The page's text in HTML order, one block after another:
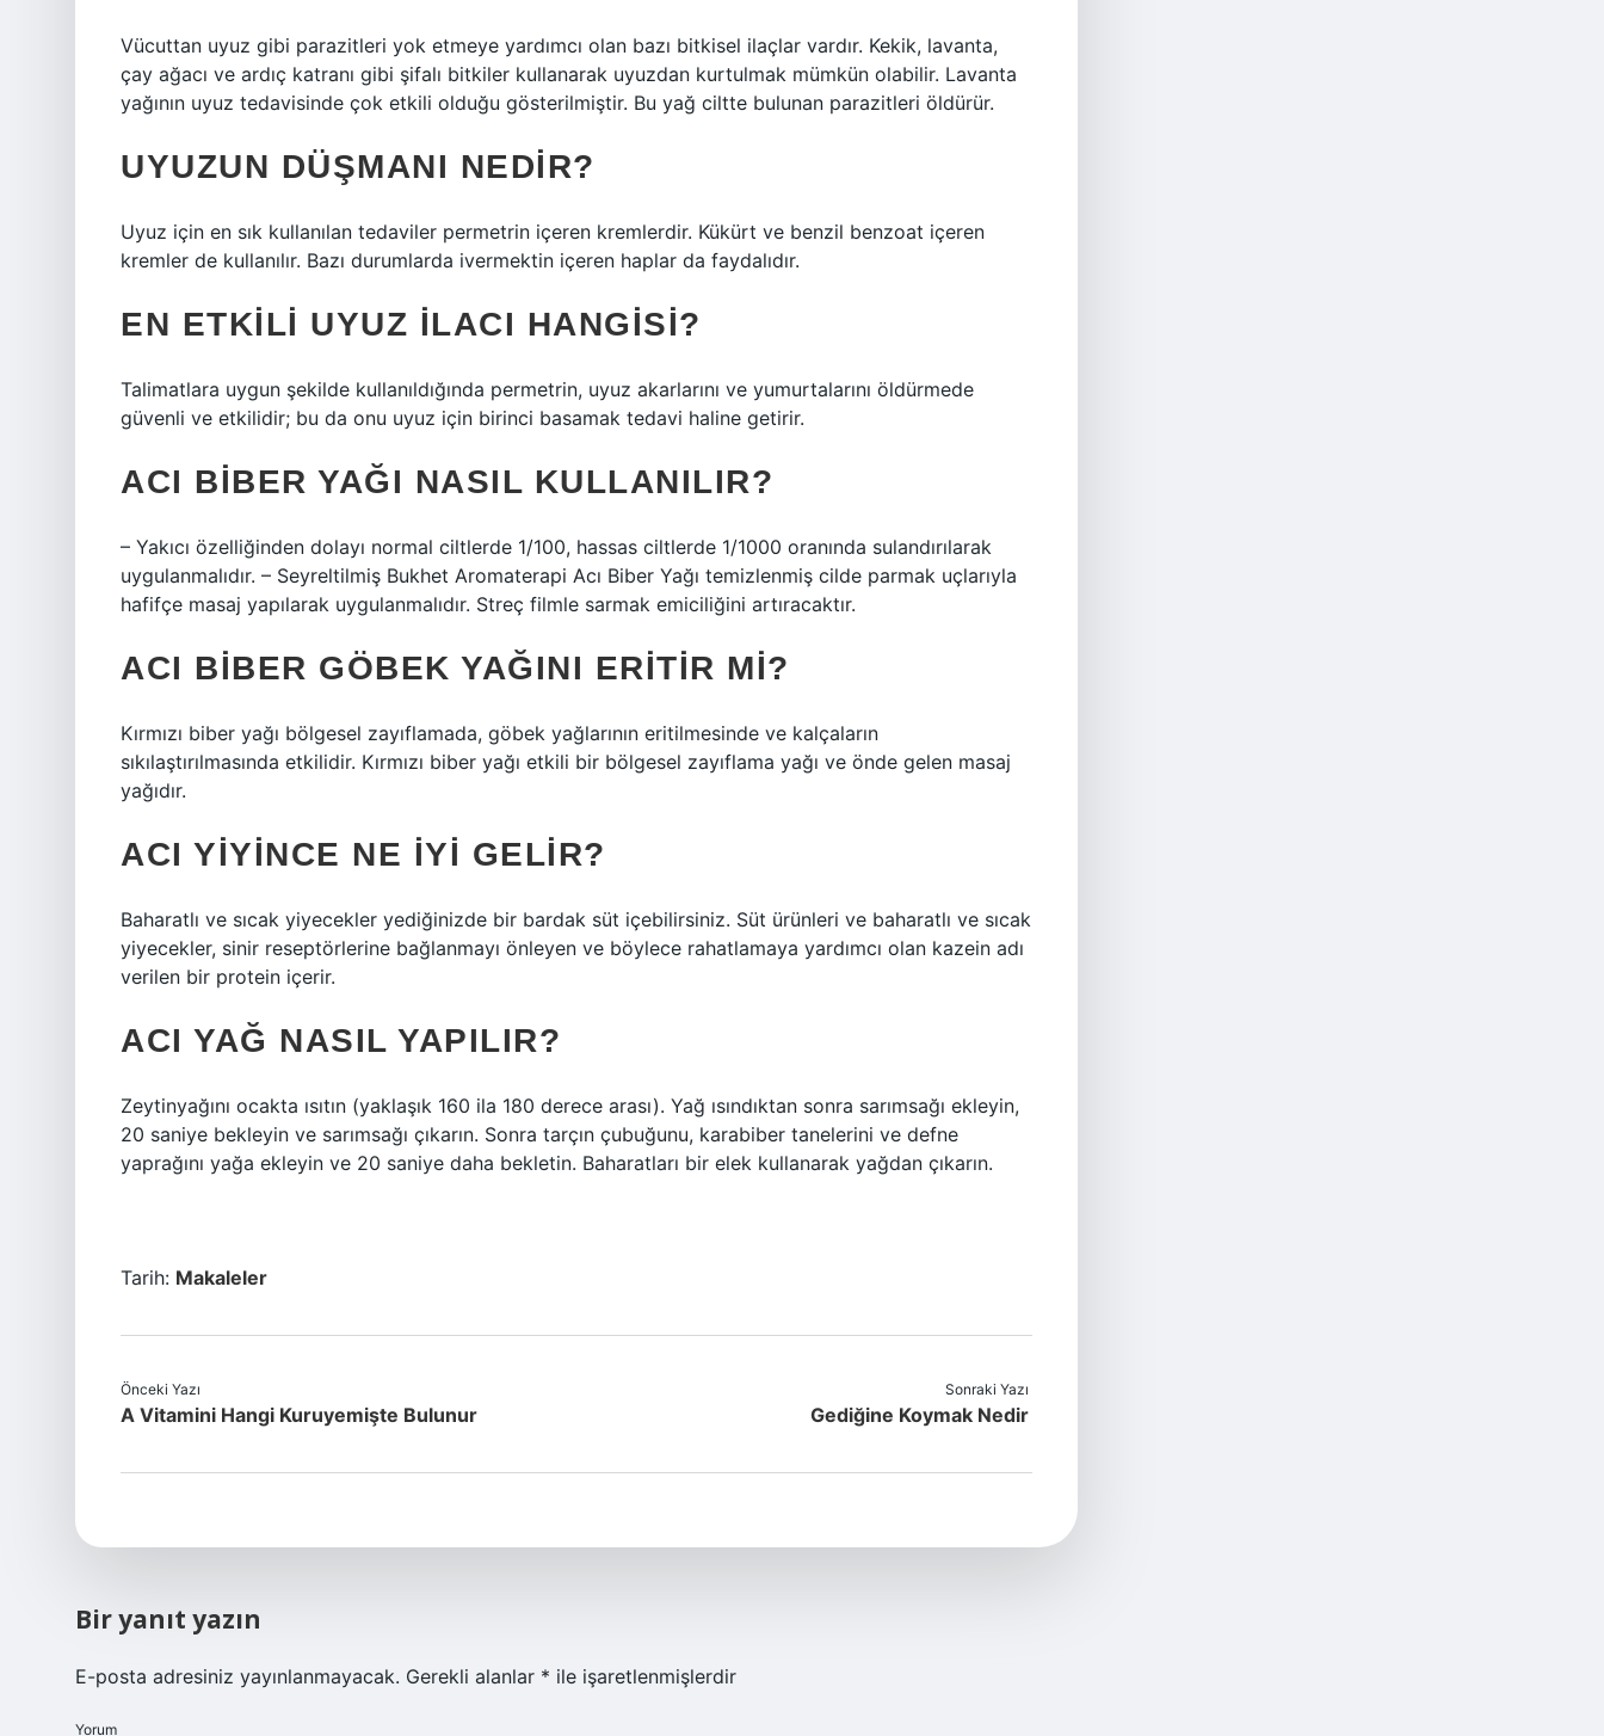
Vücuttan uyuz gibi parazitleri yok etmeye yardımcı olan bazı bitkisel ilaçlar vardır. Kekik, lavanta,
çay ağacı ve ardıç katranı gibi şifalı bitkiler kullanarak uyuzdan kurtulmak mümkün olabilir. Lavanta
yağının uyuz tedavisinde çok etkili olduğu gösterilmiştir. Bu yağ ciltte bulunan parazitleri öldürür.
UYUZUN DÜŞMANI NEDIR?
Uyuz için en sık kullanılan tedaviler permetrin içeren kremlerdir. Kükürt ve benzil benzoat içeren
kremler de kullanılır. Bazı durumlarda ivermektin içeren haplar da faydalıdır.
EN ETKILI UYUZ ILACI HANGISI?
Talimatlara uygun şekilde kullanıldığında permetrin, uyuz akarlarını ve yumurtalarını öldürmede
güvenli ve etkilidir; bu da onu uyuz için birinci basamak tedavi haline getirir.
ACI BIBER YAĞI NASIL KULLANILIR?
– Yakıcı özelliğinden dolayı normal ciltlerde 1/100, hassas ciltlerde 1/1000 oranında sulandırılarak
uygulanmalıdır. – Seyreltilmiş Bukhet Aromaterapi Acı Biber Yağı temizlenmiş cilde parmak uçlarıyla
hafifçe masaj yapılarak uygulanmalıdır. Streç filmle sarmak emiciliğini artıracaktır.
ACI BIBER GÖBEK YAĞINI ERITIR MI?
Kırmızı biber yağı bölgesel zayıflamada, göbek yağlarının eritilmesinde ve kalçaların
sıkılaştırılmasında etkilidir. Kırmızı biber yağı etkili bir bölgesel zayıflama yağı ve önde gelen masaj
yağıdır.
ACI YIYINCE NE IYI GELIR?
Baharatlı ve sıcak yiyecekler yediğinizde bir bardak süt içebilirsiniz. Süt ürünleri ve baharatlı ve sıcak
yiyecekler, sinir reseptörlerine bağlanmayı önleyen ve böylece rahatlamaya yardımcı olan kazein adı
verilen bir protein içerir.
ACI YAĞ NASIL YAPILIR?
Zeytinyağını ocakta ısıtın (yaklaşık 160 ila 180 derece arası). Yağ ısındıktan sonra sarımsağı ekleyin,
20 saniye bekleyin ve sarımsağı çıkarın. Sonra tarçın çubuğunu, karabiber tanelerini ve defne
yaprağını yağa ekleyin ve 20 saniye daha bekletin. Baharatları bir elek kullanarak yağdan çıkarın.
Tarih: Makaleler
Önceki Yazı
A Vitamini Hangi Kuruyemişte Bulunur
Sonraki Yazı
Gediğine Koymak Nedir
Bir yanıt yazın
E-posta adresiniz yayınlanmayacak. Gerekli alanlar * ile işaretlenmişlerdir
Yorum